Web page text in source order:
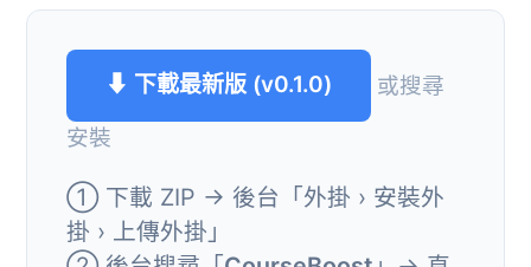
⬇ 下載最新版 (v0.1.0)
或搜尋
安裝
① 下載 ZIP → 後台「外掛 › 安裝外
掛 › 上傳外掛」